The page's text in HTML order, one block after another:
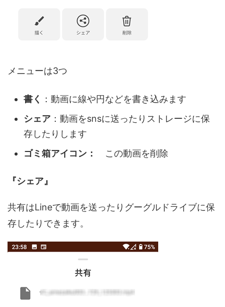
メニューは3つ
書く
：動画に線や円などを書き込みます
シェア ：動画をsnsに送ったりストレージに保
存したりします
ゴミ箱アイコン：
この動画を削除
『シェア』
共有はLineで動画を送ったりグーグルドライブに保
存したりできます。